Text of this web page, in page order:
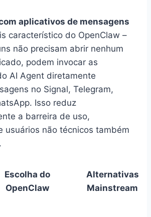
aplicativos de mensagens
característico do OpenClaw –
não precisam abrir nenhum
podem invocar as
AI Agent diretamente
no Signal, Telegram,
Isso reduz
a barreira de uso,
usuários não técnicos também
Escolha do
OpenClaw
Alternativas
Mainstream